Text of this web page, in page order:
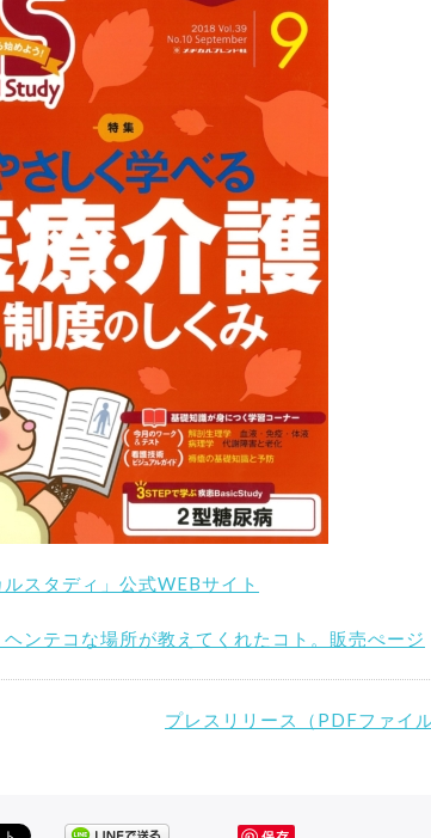
ルスタディ」公式WEBサイト
ンテコな場所が教えてくれたコト。販売ぺージ
プレスリリース（PDFファイル